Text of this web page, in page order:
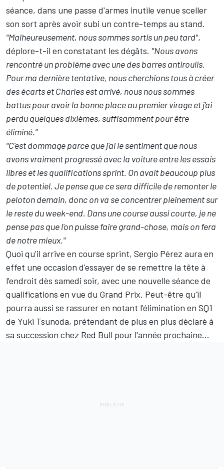
séance, dans une passe d'armes inutile venue sceller
son sort après avoir subi un contre-temps au stand.
"Malheureusement, nous sommes sortis un peu tard",
déplore-t-il en constatant les dégâts. "Nous avons
rencontré un problème avec une des barres antiroulis.
Pour ma dernière tentative, nous cherchions tous à créer
des écarts et Charles est arrivé, nous nous sommes
battus pour avoir la bonne place au premier virage et j'ai
perdu quelques dixièmes, suffisamment pour être
éliminé."
"C'est dommage parce que j'ai le sentiment que nous
avons vraiment progressé avec la voiture entre les essais
libres et les qualifications sprint. On avait beaucoup plus
de potentiel. Je pense que ce sera difficile de remonter le
peloton demain, donc on va se concentrer pleinement sur
le reste du week-end. Dans une course aussi courte, je ne
pense pas que l'on puisse faire grand-chose, mais on fera
de notre mieux."
Quoi qu'il arrive en course sprint, Sergio Pérez aura en
effet une occasion d'essayer de se remettre la tête à
l'endroit dès samedi soir, avec une nouvelle séance de
qualifications en vue du Grand Prix. Peut-être qu'il
pourra aussi se rassurer en notant l'élimination en SQ1
de Yuki Tsunoda, prétendant de plus en plus déclaré à
sa succession chez Red Bull pour l'année prochaine...